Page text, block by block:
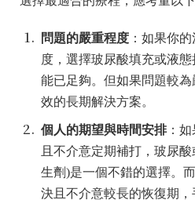
問題的嚴重程度：如果你的
度，選擇玻尿酸填充或液
能已足夠。但如果問題較
效的長期解決方案。
個人的期望與時間安排：如
且不介意定期補打，玻尿
生劑)是一個不錯的選擇。
決且不介意較長的恢復期，